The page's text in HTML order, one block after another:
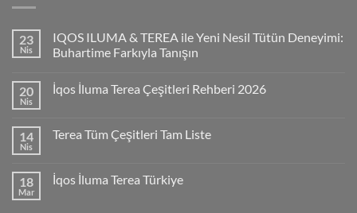
23
Nis
IQOS ILUMA & TEREA ile Yeni Nesil Tütün Deneyimi:
Buhartime Farkıyla Tanışın
20
Nis
İqos İluma Terea Çeşitleri Rehberi 2026
14
Nis
Terea Tüm Çeşitleri Tam Liste
18
Mar
İqos İluma Terea Türkiye